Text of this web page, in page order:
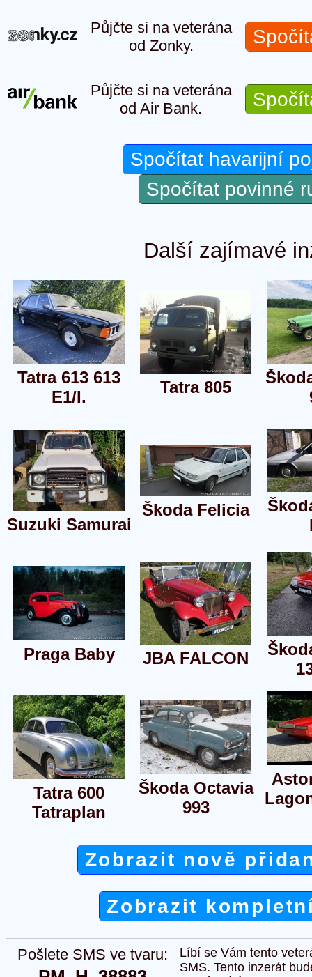
Půjčte si na veterána
od Zonky.
Půjčte si na veterána
od Air Bank.
Spočítat havarijní
Spočítat povinné
Další zajímavé
Tatra 613 613
E1/I.
Tatra 805
Suzuki Samurai
Škoda Felicia
Praga Baby JBA FALCON
Tatra 600
Tatraplan
Škoda Octavia
993
Zobrazit nově
Zobrazit
Pošlete SMS ve tvaru:
Líbí se Vám tento
SMS. Tento inzerát